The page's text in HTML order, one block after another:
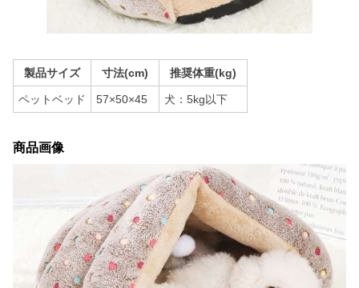
製品サイズ 寸法(cm) 推奨体重(kg)
ペットベッド 57×50×45 犬：5kg以下
商品画像